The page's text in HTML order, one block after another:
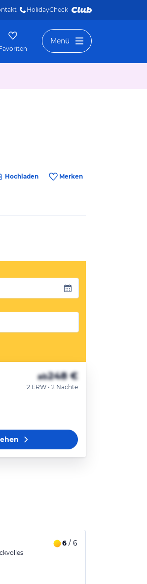
HolidayCheck
Menü
Hochladen Merken
ab248 €
2 ERW • 2 Nächte
6 / 6